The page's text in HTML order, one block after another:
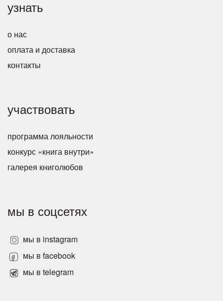
узнать
о нас
оплата и доставка
контакты
участвовать
программа лояльности
конкурс «книга внутри»
галерея книголюбов
мы в соцсетях
мы в instagram
мы в facebook
мы в telegram